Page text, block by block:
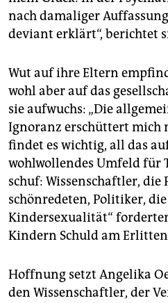
nach damaliger
deviant erklärt“, berichtet
Wut auf ihre Eltern
wohl aber auf das
sie aufwuchs: „Die
Ignoranz erschüttert mich
findet es wichtig, all das
wohlwollendes Umfeld für
schuf: Wissenschaftler, die
schönredeten, Politiker,
Kindersexualität“
Kindern Schuld am
Hoffnung setzt Angelika
den Wissenschaftler, der